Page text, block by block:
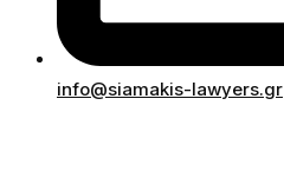
info@siamakis-lawyers.gr